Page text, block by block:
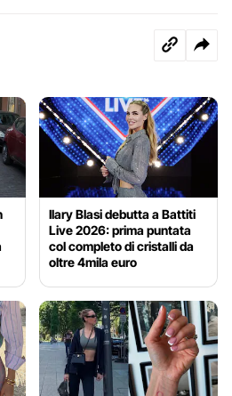
Ilary Blasi debutta a Battiti
Live 2026: prima puntata
col completo di cristalli da
oltre 4mila euro